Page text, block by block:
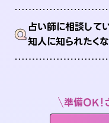
Q占い師に相談して
知人に知られたく
準備OK！